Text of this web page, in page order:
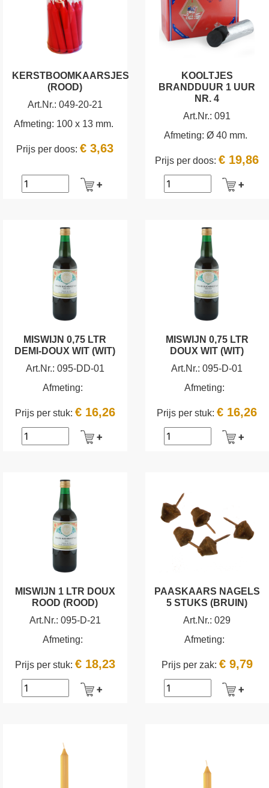
KERSTBOOMKAARSJES
(ROOD)
Art.Nr.: 049-20-21
Afmeting: 100 x 13 mm.
Prijs per doos:€ 3,63
KOOLTJES
BRANDDUUR 1 UUR
NR. 4
Art.Nr.: 091
Afmeting: Ø 40 mm.
Prijs per doos:€ 19,86
MISWIJN 0,75 LTR
DEMI-DOUX WIT (WIT)
Art.Nr.: 095-DD-01
Afmeting:
Prijs per stuk: € 16,26
MISWIJN 0,75 LTR
DOUX WIT (WIT)
Art.Nr.: 095-D-01
Afmeting:
Prijs per stuk:€ 16,26
MISWIJN 1 LTR DOUX
ROOD (ROOD)
Art.Nr.: 095-D-21
Afmeting:
Prijs per stuk: € 18,23
PAASKAARS NAGELS
5 STUKS (BRUIN)
Art.Nr.: 029
Afmeting:
Prijs per zak: € 9,79